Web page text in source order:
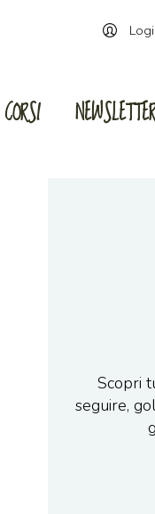
CORSI NEWSLETTER
Scopri
seguire,